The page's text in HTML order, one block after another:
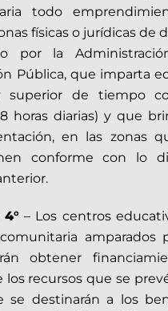
todo
físicas o jurídicas de
por la
Pública, que imparta
superior de tiempo
horas diarias) y que
en las zonas
conforme con lo
– Los centros
amparados
obtener
los recursos que se
se destinarán a los